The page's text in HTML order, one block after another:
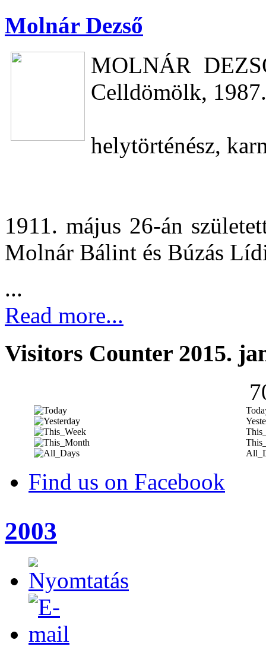
Molnár Dezső
MOLNÁR
Celldömölk,
helytörténész,
1911. május 26-án
Molnár Bálint és Búzás
...
Read more...
Visitors Counter 2015.
Find us on Facebook
2003